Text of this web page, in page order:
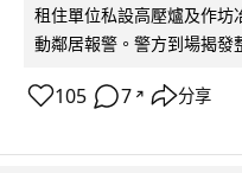
租住單位私設高壓爐及作坊
動鄰居報警。警方到場揭發
105 7 ↗ 分享